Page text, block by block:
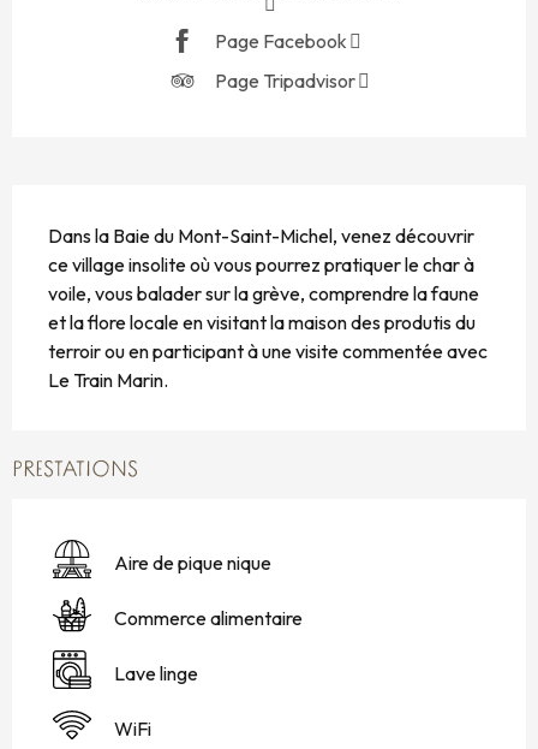
Page Facebook
Page Tripadvisor
Dans la Baie du Mont-Saint-Michel, venez découvrir
ce village insolite où vous pourrez pratiquer le char à
voile, vous balader sur la grève, comprendre la faune
et la flore locale en visitant la maison des produtis du
terroir ou en participant à une visite commentée avec
Le Train Marin.
PRESTATIONS
Aire de pique nique
Commerce alimentaire
Lave linge
WiFi